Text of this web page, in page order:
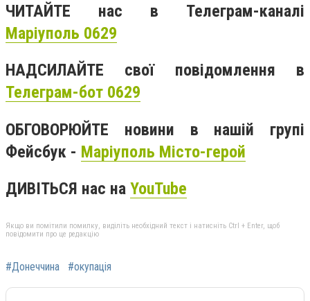
ЧИТАЙТЕ нас в Телеграм-каналі
Маріуполь 0629
НАДСИЛАЙТЕ свої повідомлення в
Телеграм-бот 0629
ОБГОВОРЮЙТЕ новини в нашій групі
Фейсбук - Маріуполь Місто-герой
ДИВІТЬСЯ нас на YouTube
Якщо ви помітили помилку, виділіть необхідний текст і натисніть Ctrl + Enter, щоб
повідомити про це редакцію
#Донеччина #окупація